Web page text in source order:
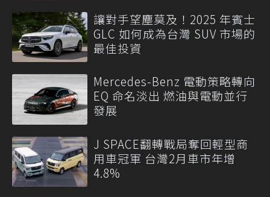
讓對手望塵莫及！2025 年賓士
GLC 如何成為台灣 SUV 市場的
最佳投資
Mercedes-Benz 電動策略轉向
EQ 命名淡出 燃油與電動並行
發展
J SPACE翻轉戰局奪回輕型商
用車冠軍 台灣2月車市年增
4.8%